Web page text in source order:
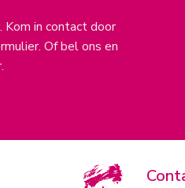
in contact door
Of bel ons en